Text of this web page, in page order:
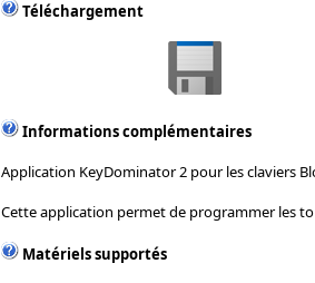
Téléchargement
Informations complémentaires
Application KeyDominator 2 pour les claviers
Cette application permet de programmer les
Matériels supportés